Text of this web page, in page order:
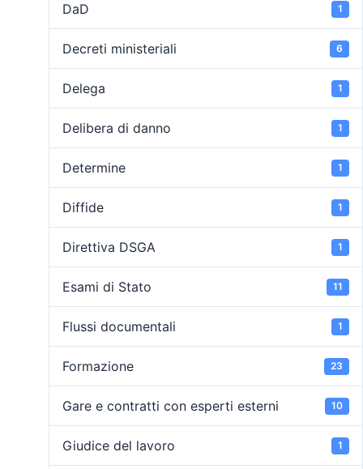
DaD 1
Decreti ministeriali 6
Delega 1
Delibera di danno 1
Determine 1
Diffide 1
Direttiva DSGA 1
Esami di Stato 11
Flussi documentali 1
Formazione 23
Gare e contratti con esperti esterni 10
Giudice del lavoro 1